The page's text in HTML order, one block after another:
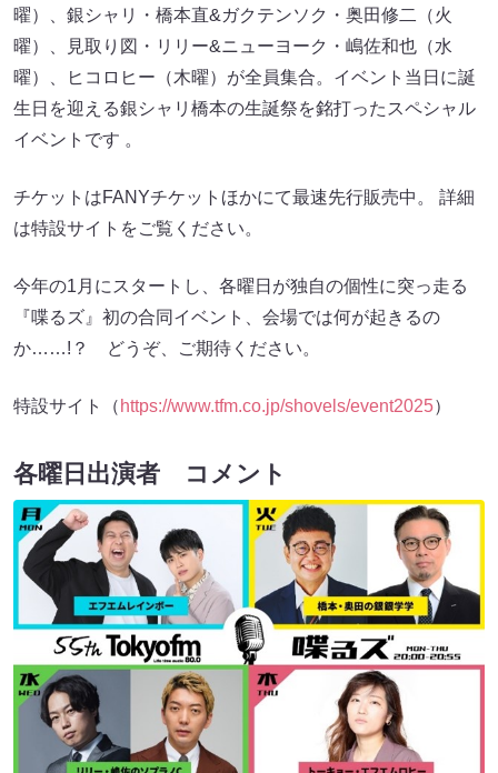
曜）、銀シャリ・橋本直&ガクテンソク・奥田修二（火
曜）、見取り図・リリー&ニューヨーク・嶋佐和也（水
曜）、ヒコロヒー（木曜）が全員集合。イベント当日に誕
生日を迎える銀シャリ橋本の生誕祭を銘打ったスペシャル
イベントです 。
チケットはFANYチケットほかにて最速先行販売中。 詳細
は特設サイトをご覧ください。
今年の1月にスタートし、各曜日が独自の個性に突っ走る
『喋るズ』初の合同イベント、会場では何が起きるの
か……!？ どうぞ、ご期待ください。
特設サイト（ https://www.tfm.co.jp/shovels/event2025）
各曜日出演者 コメント